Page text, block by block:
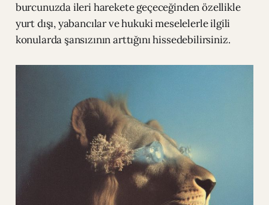
burcunuzda ileri harekete geçeceğinden özellikle
yurt dışı, yabancılar ve hukuki meselelerle ilgili
konularda şansızının arttığını hissedebilirsiniz.